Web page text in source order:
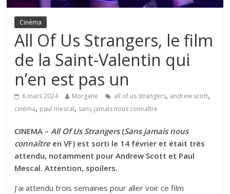
Cinéma
All Of Us Strangers, le film
de la Saint-Valentin qui
n’en est pas un
6 mars 2024 Morgane all of us strangers, andrew scott,
cinéma, paul mescal, sans jamais nous connaître
CINEMA –All Of Us Strangers(Sans jamais nous
connaîtreen VF) est sorti le 14 février et était très
attendu, notamment pour Andrew Scott et Paul
Mescal. Attention, spoilers.
J’ai attendu trois semaines pour aller voir ce film